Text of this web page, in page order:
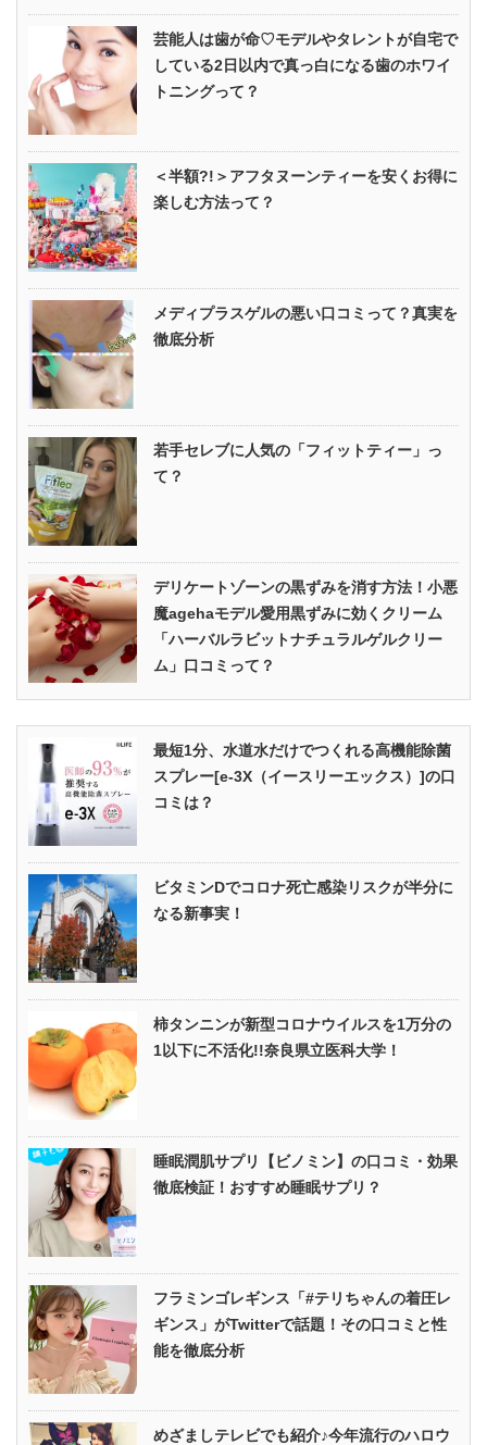
芸能人は歯が命♡モデルやタレントが自宅で
している2日以内で真っ白になる歯のホワイ
トニングって？
＜半額?!＞アフタヌーンティーを安くお得に
楽しむ方法って？
メディプラスゲルの悪い口コミって？真実を
徹底分析
若手セレブに人気の「フィットティー」っ
て？
デリケートゾーンの黒ずみを消す方法！小悪
魔agehaモデル愛用黒ずみに効くクリーム
「ハーバルラビットナチュラルゲルクリー
ム」口コミって？
最短1分、水道水だけでつくれる高機能除菌
スプレー[e-3X（イースリーエックス）]の口
コミは？
ビタミンDでコロナ死亡感染リスクが半分に
なる新事実！
柿タンニンが新型コロナウイルスを1万分の
1以下に不活化!!奈良県立医科大学！
睡眠潤肌サプリ【ビノミン】の口コミ・効果
徹底検証！おすすめ睡眠サプリ？
フラミンゴレギンス「#テリちゃんの着圧レ
ギンス」がTwitterで話題！その口コミと性
能を徹底分析
めざましテレビでも紹介♪今年流行のハロウ